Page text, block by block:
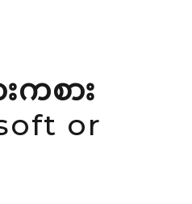
ကစား
or